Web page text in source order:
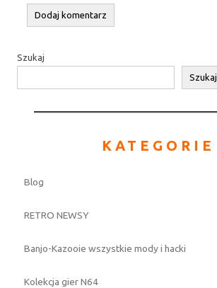
Szukaj
Szukaj
KATEGORIE
Blog
RETRO NEWSY
Banjo-Kazooie wszystkie mody i hacki
Kolekcja gier N64